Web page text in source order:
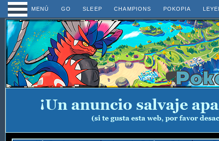
MENÚ GO SLEEP CHAMPIONS POKOPIA